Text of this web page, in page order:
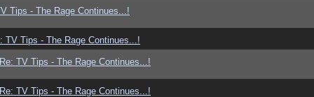
Tips - The Rage Continues...!
TV Tips - The Rage Continues...!
Re: TV Tips - The Rage Continues...!
Re: TV Tips - The Rage Continues...!